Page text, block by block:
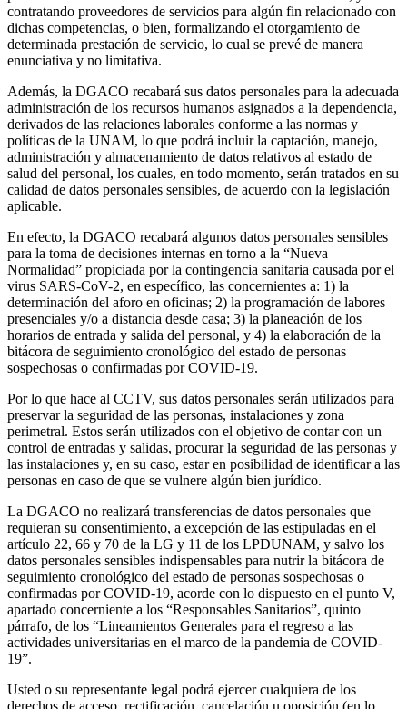
contratando proveedores de servicios para algún fin relacionado con
dichas competencias, o bien, formalizando el otorgamiento de
determinada prestación de servicio, lo cual se prevé de manera
enunciativa y no limitativa.
Además, la DGACO recabará sus datos personales para la adecuada
administración de los recursos humanos asignados a la dependencia,
derivados de las relaciones laborales conforme a las normas y
políticas de la UNAM, lo que podrá incluir la captación, manejo,
administración y almacenamiento de datos relativos al estado de
salud del personal, los cuales, en todo momento, serán tratados en su
calidad de datos personales sensibles, de acuerdo con la legislación
aplicable.
En efecto, la DGACO recabará algunos datos personales sensibles
para la toma de decisiones internas en torno a la “Nueva
Normalidad” propiciada por la contingencia sanitaria causada por el
virus SARS-CoV-2, en específico, las concernientes a: 1) la
determinación del aforo en oficinas; 2) la programación de labores
presenciales y/o a distancia desde casa; 3) la planeación de los
horarios de entrada y salida del personal, y 4) la elaboración de la
bitácora de seguimiento cronológico del estado de personas
sospechosas o confirmadas por COVID-19.
Por lo que hace al CCTV, sus datos personales serán utilizados para
preservar la seguridad de las personas, instalaciones y zona
perimetral. Estos serán utilizados con el objetivo de contar con un
control de entradas y salidas, procurar la seguridad de las personas y
las instalaciones y, en su caso, estar en posibilidad de identificar a las
personas en caso de que se vulnere algún bien jurídico.
La DGACO no realizará transferencias de datos personales que
requieran su consentimiento, a excepción de las estipuladas en el
artículo 22, 66 y 70 de la LG y 11 de los LPDUNAM, y salvo los
datos personales sensibles indispensables para nutrir la bitácora de
seguimiento cronológico del estado de personas sospechosas o
confirmadas por COVID-19, acorde con lo dispuesto en el punto V,
apartado concerniente a los “Responsables Sanitarios”, quinto
párrafo, de los “Lineamientos Generales para el regreso a las
actividades universitarias en el marco de la pandemia de COVID-
19”.
Usted o su representante legal podrá ejercer cualquiera de los